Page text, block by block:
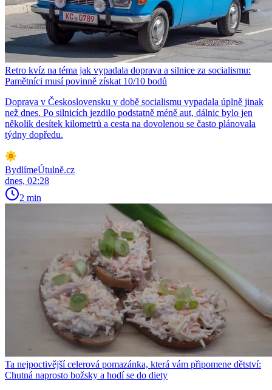
Retro kvíz na téma jak vypadala doprava a silnice za socialismu:
Pamětníci musí povinně získat 10/10 bodů
Doprava v Československu v době socialismu vypadala úplně jinak
než dnes. Po silnicích jezdilo podstatně méně aut, dálnic bylo jen
několik desítek kilometrů a cesta na dovolenou se často plánovala
týdny dopředu.
BydlímeÚtulně.cz
dnes, 02:28
2 min
Ta nejpoctivější celerová pomazánka, která vám připomene dětství:
Chutná naprosto božsky a hodí se do diety